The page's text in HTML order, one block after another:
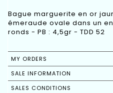
Bague marguerite en or
émeraude ovale dans un
ronds - PB : 4,5gr - TDD 52
MY ORDERS
SALE INFORMATION
SALES CONDITIONS